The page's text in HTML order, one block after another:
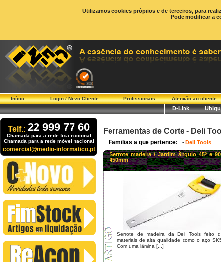
Utilizamos cookies próprios e de terceiros, para
Pode modificar a
Início Login / Novo Cliente Profissionais Atenção ao cliente
D-Link
Telf.: 22 999 77 60
Chamada para a rede fixa nacional
Chamada para a rede móvel nacional
comercial@medio-informatico.pt
Ferramentas de Corte - Deli
Familias a que pertence: • Deli Tools
Serrote madeira / Jardim ângulo 45º e
450mm
Serrote de madeira da Deli Tools feito
materiais de alta qualidade como o aço
Com uma lâmina [...]